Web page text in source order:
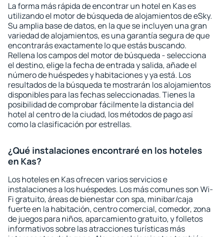
La forma más rápida de encontrar un hotel en Kas es
utilizando el motor de búsqueda de alojamientos de eSky.
Su amplia base de datos, en la que se incluyen una gran
variedad de alojamientos, es una garantía segura de que
encontrarás exactamente lo que estás buscando.
Rellena los campos del motor de búsqueda - selecciona
el destino, elige la fecha de entrada y salida, añade el
número de huéspedes y habitaciones y ya está. Los
resultados de la búsqueda te mostrarán los alojamientos
disponibles para las fechas seleccionadas. Tienes la
posibilidad de comprobar fácilmente la distancia del
hotel al centro de la ciudad, los métodos de pago así
como la clasificación por estrellas.
¿Qué instalaciones encontraré en los hoteles
en Kas?
Los hoteles en Kas ofrecen varios servicios e
instalaciones a los huéspedes. Los más comunes son Wi-
Fi gratuito, áreas de bienestar con spa, minibar/caja
fuerte en la habitación, centro comercial, comedor, zona
de juegos para niños, aparcamiento gratuito, y folletos
informativos sobre las atracciones turísticas más